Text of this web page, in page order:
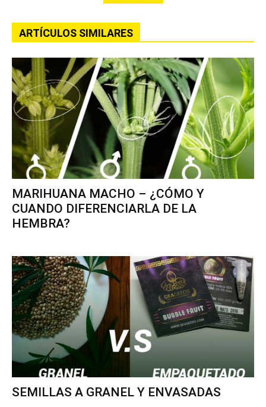
ARTÍCULOS SIMILARES
MARIHUANA MACHO – ¿CÓMO Y
CUANDO DIFERENCIARLA DE LA
HEMBRA?
SEMILLAS A GRANEL Y ENVASADAS